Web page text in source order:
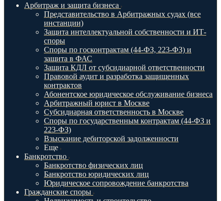
Арбитраж и защита бизнеса
Представительство в Арбитражных судах (все
инстанции)
Защита интеллектуальной собственности и ИТ-
споры
Споры по госконтрактам (44-ФЗ, 223-ФЗ) и
защита в ФАС
Защита КДЛ от субсидиарной ответственности
Правовой аудит и разработка защищенных
контрактов
Абонентское юридическое обслуживание бизнеса
Арбитражный юрист в Москве
Субсидиарная ответственность в Москве
Споры по государственным контрактам (44-ФЗ и
223-ФЗ)
Взыскание дебиторской задолженности
Еще
Банкротство
Банкротство физических лиц
Банкротство юридических лиц
Юридическое сопровождение банкротства
Гражданские споры